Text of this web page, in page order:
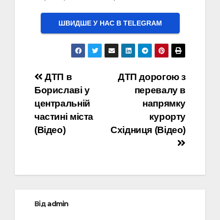
ШВИДШЕ У НАС В ТELEGRAM
Навігація
записів
ДТП дорогою з
перевалу в
напрямку
курорту
Східниця (Відео)
ДТП в
Бориславі у
центральній
частині міста
(Відео)
Відadmin